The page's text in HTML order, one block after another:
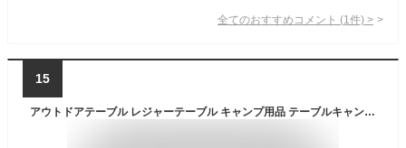
全てのおすすめコメント (1 件) >
15
アウトドアテーブル レジャーテーブル キャンプ用品 テーブルキャンプ WGT-1100 テーブル キャンプ用品 キャンプテーブル 折りたたみ テーブル 折り畳み アウトドアテーブル 軽量 ローテーブル ハイテーブル ピクニック アウトドアテーブル アイリスオーヤマ